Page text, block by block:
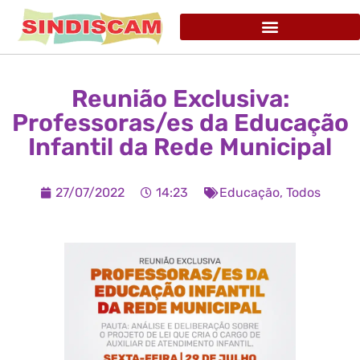
Reunião Exclusiva:
Professoras/es da Educação
Infantil da Rede Municipal
27/07/2022 14:23 Educação, Todos